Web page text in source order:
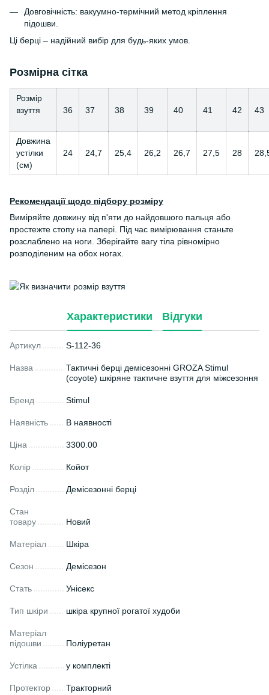
Довговічність: вакуумно-термічний метод кріплення
підошви.
Ці берці – надійний вибір для будь-яких умов.
Розмірна сітка
Розмір
взуття
36 37 38 39 40 41 42 43
Довжина
устілки
(см)
24 24,7 25,4 26,2 26,7 27,5 28
Рекомендації щодо підбору розміру
Виміряйте довжину від п'яти до найдовшого пальця або
простежте стопу на папері. Під час вимірювання станьте
розслаблено на ноги. Зберігайте вагу тіла рівномірно
розподіленим на обох ногах.
Характеристики Відгуки
Артикул S-112-36
Назва
Тактичні берці демісезонні GROZA Stimul
(coyote) шкіряне тактичне взуття для міжсезоння
Бренд Stimul
Наявність В наявності
Ціна 3300.00
Колір Койот
Розділ Демісезонні берці
Стан
товару
Новий
Матеріал Шкіра
Сезон Демісезон
Стать Унісекс
Тип шкіри шкіра крупної рогатої худоби
Матеріал
підошви
Поліуретан
Устілка у комплекті
Протектор Тракторний